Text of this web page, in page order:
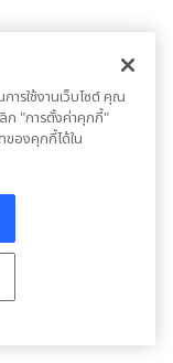
ารใช้งานเว็บไซต์ คุณ
ก "การตั้งค่าคุกกี้"
ของคุกกี้ได้ใน